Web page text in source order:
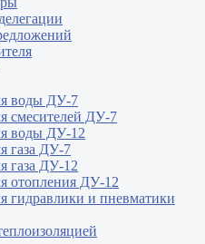
воды ДУ-7
смесителей ДУ-7
воды ДУ-12
газа ДУ-7
газа ДУ-12
отопления ДУ-12
гидравлики и пневматики